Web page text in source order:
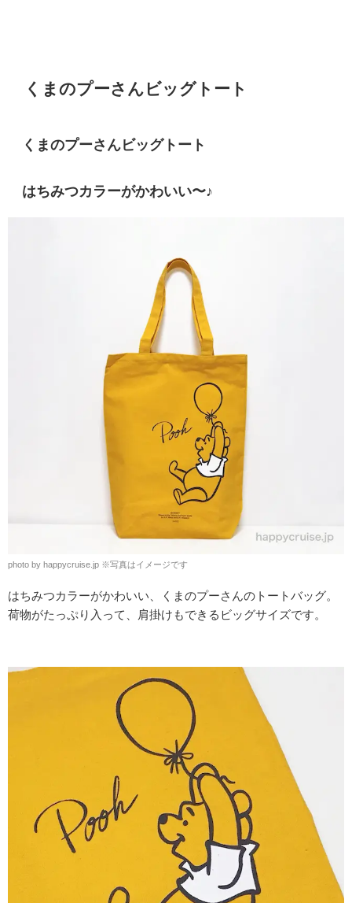
くまのプーさんビッグトート
くまのプーさんビッグトート
はちみつカラーがかわいい〜♪
photo by happycruise.jp ※写真はイメージです
はちみつカラーがかわいい、くまのプーさんのトートバッグ。
荷物がたっぷり入って、肩掛けもできるビッグサイズです。